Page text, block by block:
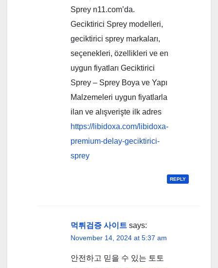
Sprey n11.com’da.
Geciktirici Sprey modelleri,
geciktirici sprey markaları,
seçenekleri, özellikleri ve en
uygun fiyatları Geciktirici
Sprey – Sprey Boya ve Yapı
Malzemeleri uygun fiyatlarla
ilan ve alışverişte ilk adres
https://libidoxa.com/libidoxa-
premium-delay-geciktirici-
sprey
REPLY
먹튀검증 사이트 says:
November 14, 2024 at 5:37 am
안전하고 믿을 수 있는 토토